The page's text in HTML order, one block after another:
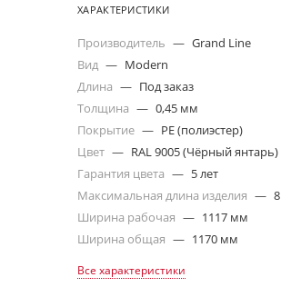
ХАРАКТЕРИСТИКИ
Производитель — Grand Line
Вид — Modern
Длина — Под заказ
Толщина — 0,45 мм
Покрытие — PE (полиэстер)
Цвет — RAL 9005 (Чёрный янтарь)
Гарантия цвета — 5 лет
Максимальная длина изделия —
Ширина рабочая — 1117 мм
Ширина общая — 1170 мм
Все характеристики